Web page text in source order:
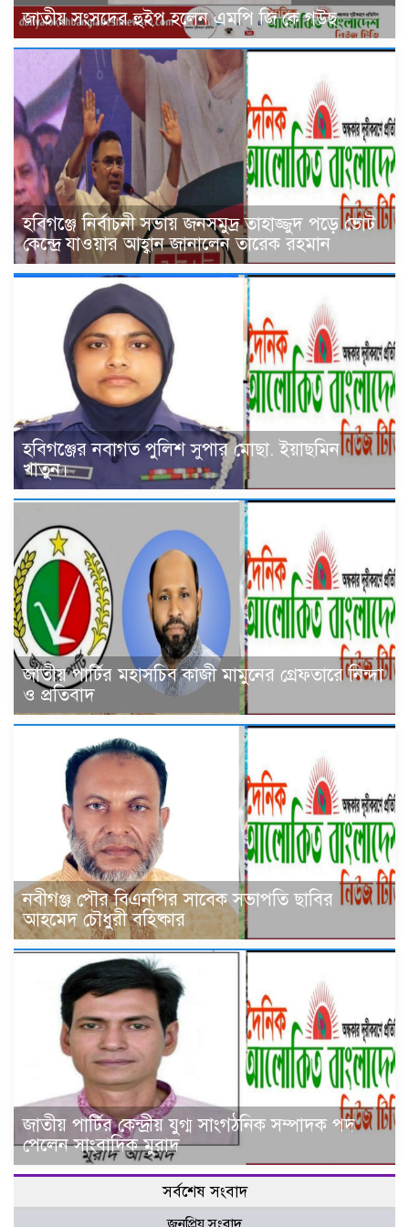
জাতীয় সংসদের হুইপ হলেন এমপি জি কে গউছ
হবিগঞ্জে নির্বাচনী সভায় জনসমুদ্র তাহাজ্জুদ পড়ে ভোট
কেন্দ্রে যাওয়ার আহ্বান জানালেন তারেক রহমান
হবিগঞ্জের নবাগত পুলিশ সুপার মোছা. ইয়াছমিন
খাতুন।
জাতীয় পার্টির মহাসচিব কাজী মামুনের গ্রেফতারে নিন্দা
ও প্রতিবাদ
নবীগঞ্জ পৌর বিএনপির সাবেক সভাপতি ছাবির
আহমেদ চৌধুরী বহিষ্কার
জাতীয় পার্টির কেন্দ্রীয় যুগ্ম সাংগঠনিক সম্পাদক পদ
পেলেন সাংবাদিক মুরাদ
সর্বশেষ সংবাদ